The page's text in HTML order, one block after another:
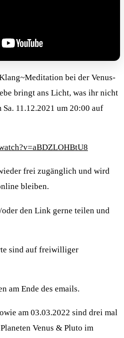
bei der Venus-
bringt ans Licht, was ihr nicht
11.12.2021 um 20:00 auf
frei zugänglich und wird
bleiben.
den Link gerne teilen und
sind auf freiwilliger
am Ende des emails.
am 03.03.2022 sind drei mal
Venus & Pluto im